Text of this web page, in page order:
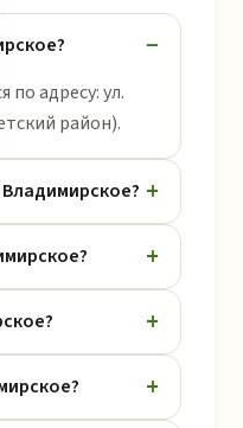
по адресу: ул.
район).